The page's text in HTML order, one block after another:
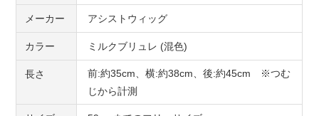
メーカー アシストウィッグ
カラー ミルクブリュレ (混色)
長さ
前:約35cm、横:約38cm、後:約45cm ※つむ
じから計測